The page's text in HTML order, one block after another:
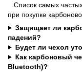
Список самых частых
при покупке
Защищает ли
падений?
Будет ли чехол
Как карбоновый
Bluetooth)?